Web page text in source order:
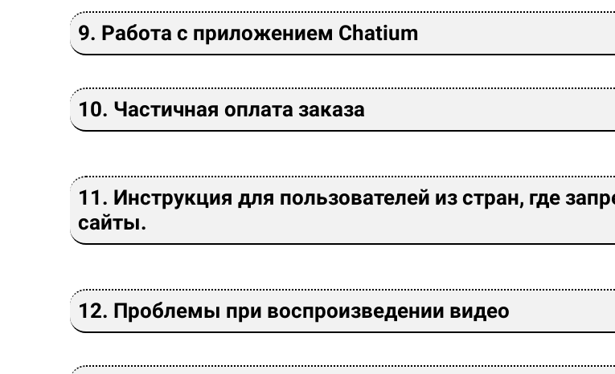
9. Работа с приложением Chatium
10. Частичная оплата заказа
11. Инструкция для пользователей из стран, где
сайты.
12. Проблемы при воспроизведении видео